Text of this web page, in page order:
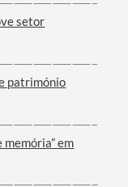
setor
património
em